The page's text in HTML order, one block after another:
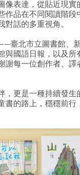
像表達，從貼近現實
作品在不同閱讀階段
對話的多重視角。
臺北市立圖書館、
與國語日報，以及所
謝每一位創作者、譯
，更是一種持續發生
書的路上，穩穩前行